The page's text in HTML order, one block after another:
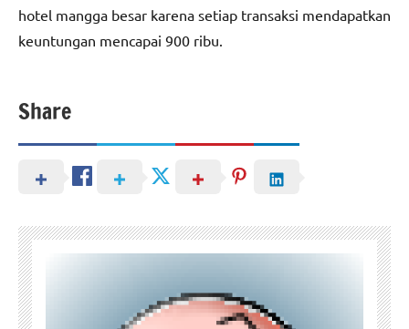
hotel mangga besar karena setiap transaksi mendapatkan
keuntungan mencapai 900 ribu.
Share